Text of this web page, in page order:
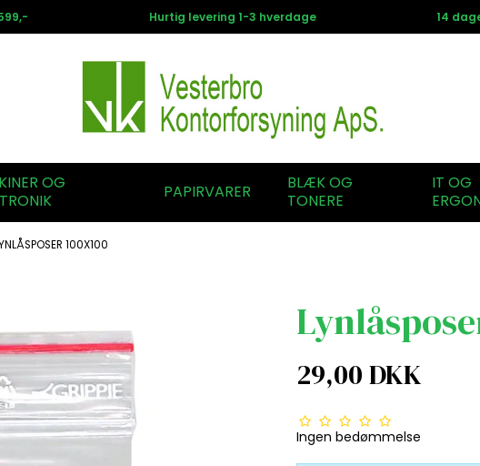
Hurtig levering 1-3 hverdage 14
OG
PAPIRVARER
BLÆK OG
TONERE
IT OG
100X100
29,00 DKK
Ingen bedømmelse